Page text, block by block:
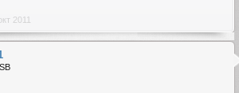
2011